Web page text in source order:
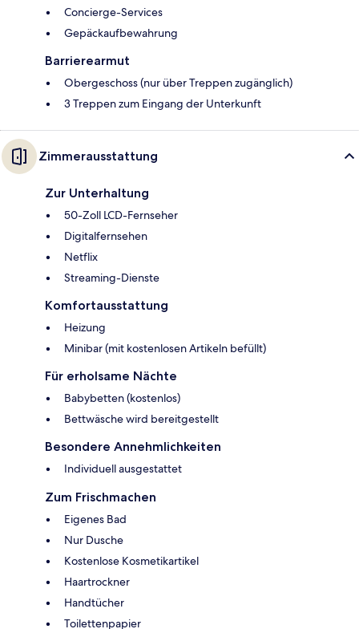
Concierge-Services
Gepäckaufbewahrung
Barrierearmut
Obergeschoss (nur über Treppen zugänglich)
3 Treppen zum Eingang der Unterkunft
Zimmerausstattung
Zur Unterhaltung
50-Zoll LCD-Fernseher
Digitalfernsehen
Netflix
Streaming-Dienste
Komfortausstattung
Heizung
Minibar (mit kostenlosen Artikeln befüllt)
Für erholsame Nächte
Babybetten (kostenlos)
Bettwäsche wird bereitgestellt
Besondere Annehmlichkeiten
Individuell ausgestattet
Zum Frischmachen
Eigenes Bad
Nur Dusche
Kostenlose Kosmetikartikel
Haartrockner
Handtücher
Toilettenpapier